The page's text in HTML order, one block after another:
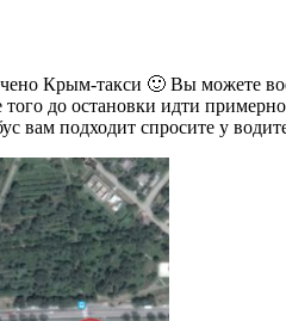
Крым-такси 🙂 Вы можете
до остановки идти
подходит спросите у